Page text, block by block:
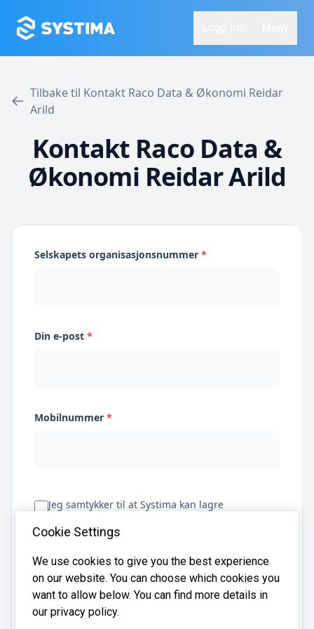
Tilbake til Kontakt Raco Data & Økonomi Reidar
Arild
Kontakt Raco Data &
Økonomi Reidar Arild
Selskapets organisasjonsnummer *
Din e-post *
Mobilnummer *
Jeg samtykker til at Systima kan lagre
regnskapsbyråer for å hjelpe meg å finne
Få tilbud
Cookie Settings
We use cookies to give you the best experience
on our website. You can choose which cookies you
want to allow below. You can find more details in
our privacy policy.